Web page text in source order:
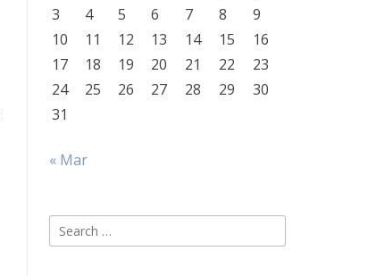
3
4 5 6 7 8
9
10
11 12 13 14 15
16
17
18 19 20 21 22
23
24
25 26 27 28 29
30
31
« Mar
Search
for: